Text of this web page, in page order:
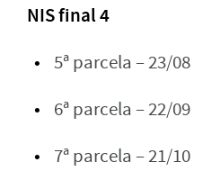
NIS final 4
5ª parcela – 23/08
6ª parcela – 22/09
7ª parcela – 21/10